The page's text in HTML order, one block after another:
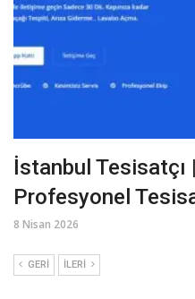
İstanbul Tesisatçı
Profesyonel
8 Nisan 2026
GERI İLERI